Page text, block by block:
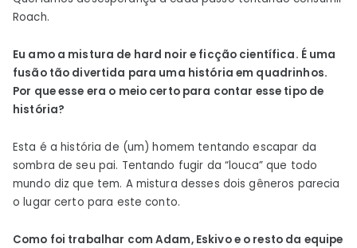
Roach.
Eu amo a mistura de hard noir e ficção científica. É uma
fusão tão divertida para uma história em quadrinhos.
Por que esse era o meio certo para contar esse tipo de
história?
Esta é a história de (um) homem tentando escapar da
sombra de seu pai. Tentando fugir da “louca” que todo
mundo diz que tem. A mistura desses dois gêneros parecia
o lugar certo para este conto.
Como foi trabalhar com Adam, Eskivo e o resto da equipe